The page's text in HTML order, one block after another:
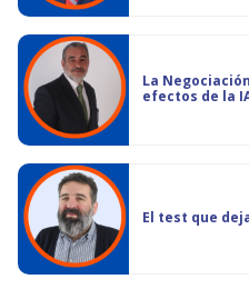
La
efectos de la
El test que